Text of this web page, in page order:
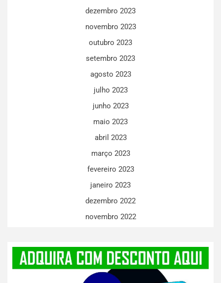
dezembro 2023
novembro 2023
outubro 2023
setembro 2023
agosto 2023
julho 2023
junho 2023
maio 2023
abril 2023
março 2023
fevereiro 2023
janeiro 2023
dezembro 2022
novembro 2022